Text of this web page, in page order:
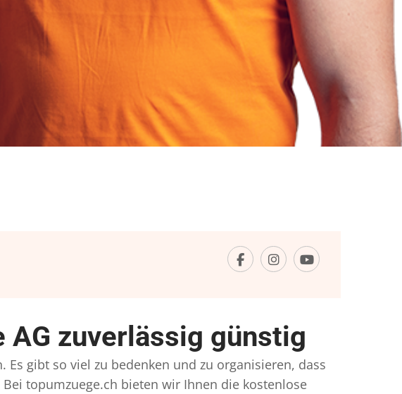
AG zuverlässig günstig
gibt so viel zu bedenken und zu organisieren, dass
topumzuege.ch bieten wir Ihnen die kostenlose